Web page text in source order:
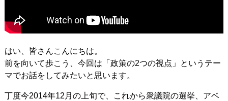
はい、皆さんこんにちは。
前を向いて歩こう、今回は「政策の2つの視点」というテー
マでお話をしてみたいと思います。
丁度今2014年12月の上旬で、これから衆議院の選挙、アベ